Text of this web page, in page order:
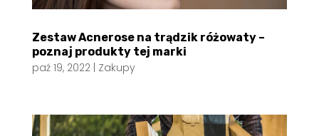
Zestaw Acnerose na trądzik różowaty –
poznaj produkty tej marki
paź 19, 2022| Zakupy